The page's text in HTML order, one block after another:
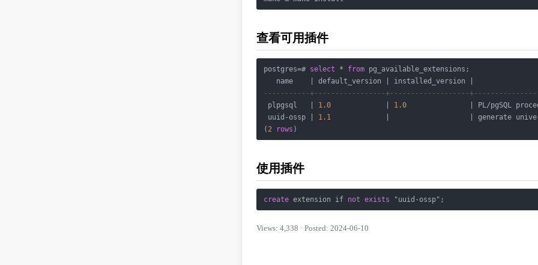
查看可用插件
postgres=# select * from pg_available_extensions;
   name
default_version installed_version
-----------+-----------------+-------------------
plpgsql
1.0 1.0 PL/pgSQL
uuid -ossp 1.1 generate
( 2 rows
使用插件
create extension if not exists
Views: 4,338 · Posted: 2024-06-10